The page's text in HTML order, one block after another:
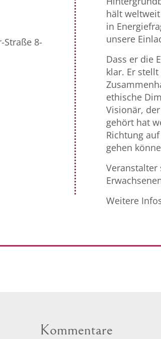
Straße 8-
hält
in
unsere
Dass er die
klar. Er
ethische
Visionär,
gehört hat
Richtung
gehen
Veranstalter
Weitere
Kommentare